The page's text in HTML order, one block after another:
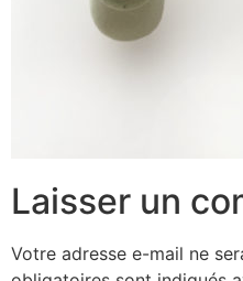
Laisser un
Votre adresse e-mail ne